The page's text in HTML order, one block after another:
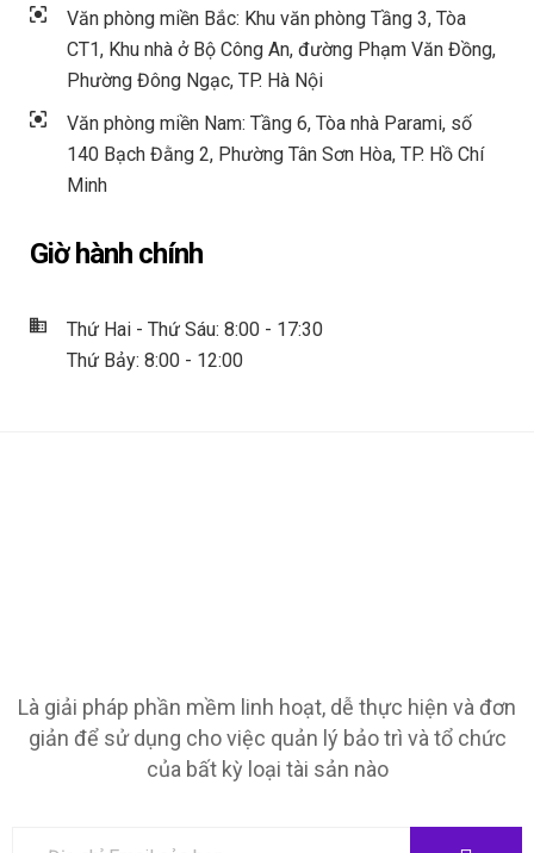
Văn phòng miền Bắc: Khu văn phòng Tầng 3, Tòa
CT1, Khu nhà ở Bộ Công An, đường Phạm Văn Đồng,
Phường Đông Ngạc, TP. Hà Nội
Văn phòng miền Nam: Tầng 6, Tòa nhà Parami, số
140 Bạch Đằng 2, Phường Tân Sơn Hòa, TP. Hồ Chí
Minh
Giờ hành chính
Thứ Hai - Thứ Sáu: 8:00 - 17:30
Thứ Bảy: 8:00 - 12:00
Là giải pháp phần mềm linh hoạt, dễ thực hiện và đơn
giản để sử dụng cho việc quản lý bảo trì và tổ chức
của bất kỳ loại tài sản nào